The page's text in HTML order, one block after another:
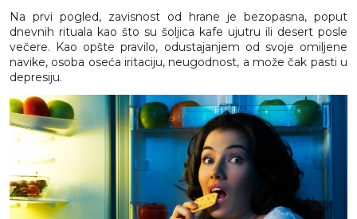
Na prvi pogled, zavisnost od hrane je bezopasna, poput
dnevnih rituala kao što su šoljica kafe ujutru ili desert posle
večere. Kao opšte pravilo, odustajanjem od svoje omiljene
navike, osoba oseća iritaciju, neugodnost, a može čak pasti u
depresiju.